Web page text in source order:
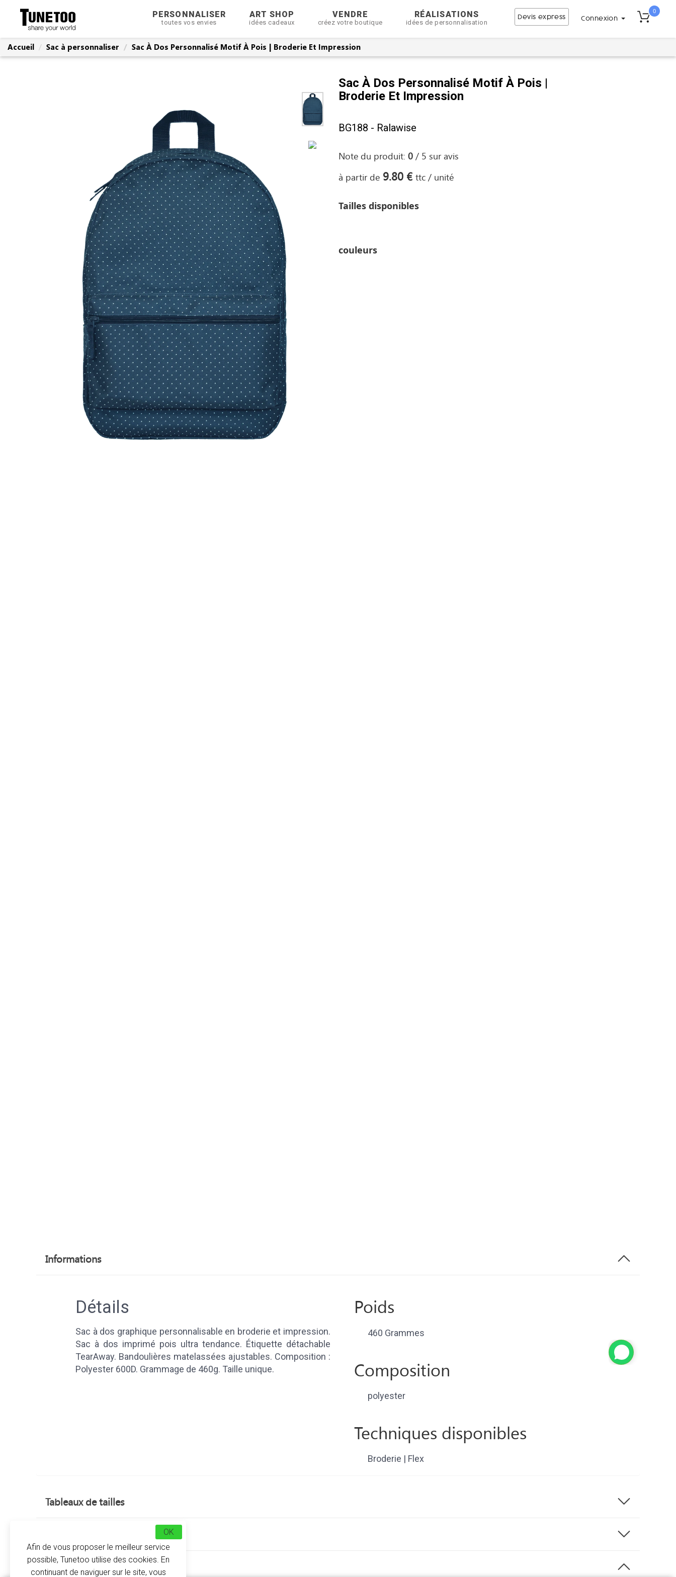
PERSONNALISER
toutes vos envies
ART SHOP
idées cadeaux
VENDRE
créez votre boutique
RÉALISATIONS
idées de personnalisation
Devis express Connexion
0
Accueil Sac à personnaliser Sac À Dos Personnalisé Motif À Pois | Broderie Et Impression
Sac À Dos Personnalisé Motif À Pois |
Broderie Et Impression
BG188 - Ralawise
Note du produit:0 / 5 suravis
à partir de 9.80 €ttc / unité
Tailles disponibles
couleurs
Informations
Détails
Sac à dos graphique personnalisable en broderie et impression.
Sac à dos imprimé pois ultra tendance. Étiquette détachable
TearAway. Bandoulières matelassées ajustables. Composition :
Polyester 600D. Grammage de 460g. Taille unique.
Poids
460 Grammes
Composition
polyester
Techniques disponibles
Broderie | Flex
Tableaux de tailles
À propos
Afin de vous proposer le meilleur service
possible, Tunetoo utilise des cookies. En
continuant de naviguer sur le site, vous
OK